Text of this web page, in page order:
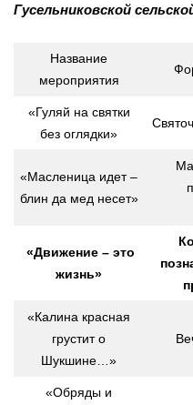
Гусельниковской
Название
мероприятия
«Гуляй на святки
без оглядки»
«Масленица идет –
блин да мед несет»
«Движение – это
жизнь»
«Калина красная
грустит о
Шукшине…»
«Обряды и